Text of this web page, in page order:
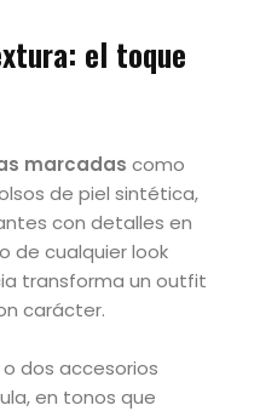
el toque
marcadas como
de piel sintética,
con detalles en
de cualquier look
transforma un outfit
carácter.
o dos accesorios
en tonos que